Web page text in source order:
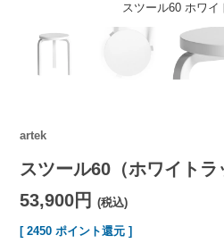
スツール60 ホワイ
artek
スツール60（ホワイトラ
53,900円(税込)
[ 2450 ポイント還元 ]